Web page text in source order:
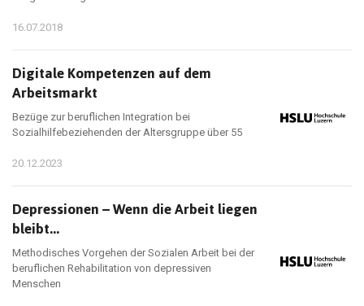
16.07.2018
Digitale Kompetenzen auf dem
Arbeitsmarkt
Bezüge zur beruflichen Integration bei
Sozialhilfebeziehenden der Altersgruppe über 55
20.12.2023
Depressionen – Wenn die Arbeit liegen
bleibt...
Methodisches Vorgehen der Sozialen Arbeit bei der
beruflichen Rehabilitation von depressiven
Menschen